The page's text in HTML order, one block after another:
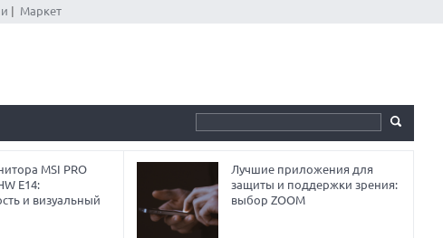
Маркет
MSI PRO
E14:
и визуальный
Лучшие приложения для
защиты и поддержки зрения:
выбор ZOOM